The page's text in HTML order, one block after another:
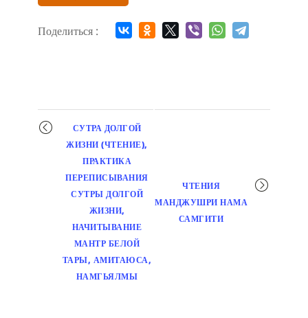
Поделиться :
Мероприятие
навигация
СУТРА ДОЛГОЙ
ЖИЗНИ (ЧТЕНИЕ),
ПРАКТИКА
ПЕРЕПИСЫВАНИЯ
СУТРЫ ДОЛГОЙ
ЖИЗНИ,
НАЧИТЫВАНИЕ
МАНТР БЕЛОЙ
ТАРЫ, АМИТАЮСА,
НАМГЬЯЛМЫ
ЧТЕНИЯ
МАНДЖУШРИ НАМА
САМГИТИ